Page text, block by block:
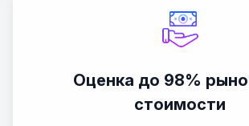
Оценка до 98%
стоимости